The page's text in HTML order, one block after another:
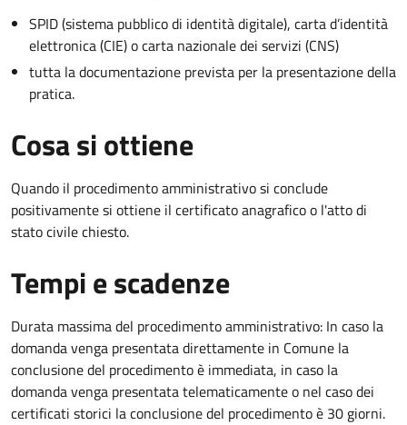
SPID (sistema pubblico di identità digitale), carta d’identità
elettronica (CIE) o carta nazionale dei servizi (CNS)
tutta la documentazione prevista per la presentazione della
pratica.
Cosa si ottiene
Quando il procedimento amministrativo si conclude
positivamente si ottiene il certificato anagrafico o l'atto di
stato civile chiesto.
Tempi e scadenze
Durata massima del procedimento amministrativo: In caso la
domanda venga presentata direttamente in Comune la
conclusione del procedimento è immediata, in caso la
domanda venga presentata telematicamente o nel caso dei
certificati storici la conclusione del procedimento è 30 giorni.